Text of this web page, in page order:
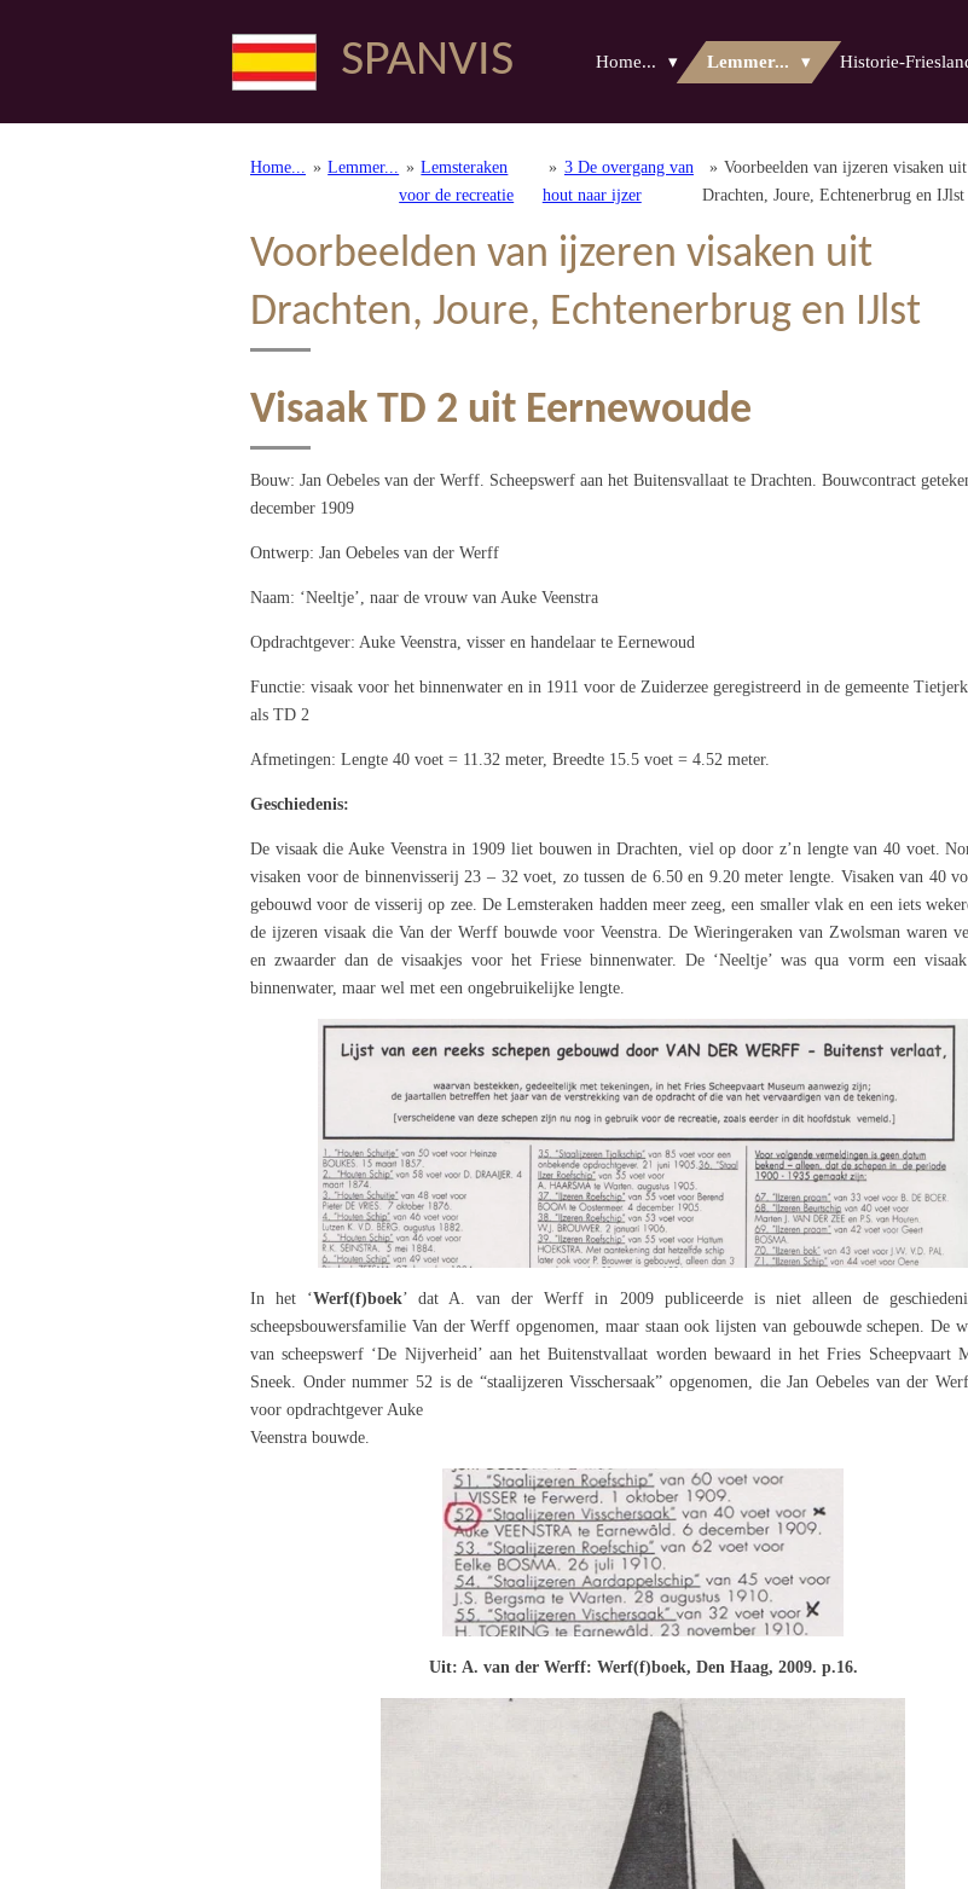
SPANVIS Home... Lemmer... Historie-
Home... » Lemmer... » Lemsteraken
voor de recreatie
» 3 De overgang van
hout naar ijzer
» Voorbeelden van ijzeren visaken uit
Drachten, Joure, Echtenerbrug en IJlst
Voorbeelden van ijzeren visaken uit
Drachten, Joure, Echtenerbrug en IJlst
Visaak TD 2 uit Eernewoude
Bouw: Jan Oebeles van der Werff. Scheepswerf aan het Buitensvallaat te Drachten. Bouwcontract
december 1909
Ontwerp: Jan Oebeles van der Werff
Naam: ‘Neeltje’, naar de vrouw van Auke Veenstra
Opdrachtgever: Auke Veenstra, visser en handelaar te Eernewoud
Functie: visaak voor het binnenwater en in 1911 voor de Zuiderzee geregistreerd in de gemeente
als TD 2
Afmetingen: Lengte 40 voet = 11.32 meter, Breedte 15.5 voet = 4.52 meter.
Geschiedenis:
De visaak die Auke Veenstra in 1909 liet bouwen in Drachten, viel op door z’n lengte van 40 voet.
visaken voor de binnenvisserij 23 – 32 voet, zo tussen de 6.50 en 9.20 meter lengte. Visaken van 40
gebouwd voor de visserij op zee. De Lemsteraken hadden meer zeeg, een smaller vlak en een iets
de ijzeren visaak die Van der Werff bouwde voor Veenstra. De Wieringeraken van Zwolsman waren
en zwaarder dan de visaakjes voor het Friese binnenwater. De ‘Neeltje’ was qua vorm een
binnenwater, maar wel met een ongebruikelijke lengte.
In het ‘Werf(f)boek’ dat A. van der Werff in 2009 publiceerde is niet alleen de
scheepsbouwersfamilie Van der Werff opgenomen, maar staan ook lijsten van gebouwde schepen. De
van scheepswerf ‘De Nijverheid’ aan het Buitenstvallaat worden bewaard in het Fries Scheepvaart
Sneek. Onder nummer 52 is de “staalijzeren Visschersaak” opgenomen, die Jan Oebeles van der
voor opdrachtgever Auke
Veenstra bouwde.
Uit: A. van der Werff: Werf(f)boek, Den Haag, 2009. p.16.